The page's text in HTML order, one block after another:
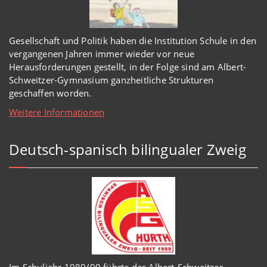
Gesellschaft und Politik haben die Institution Schule in den
vergangenen Jahren immer wiedervor neue
Herausforderungen gestellt, in der Folge sind am Albert-
Schweitzer-Gymnasium ganzheitliche Strukturen
geschaffen worden.
Weitere Informationen
Deutsch-spanisch bilingualer Zweig